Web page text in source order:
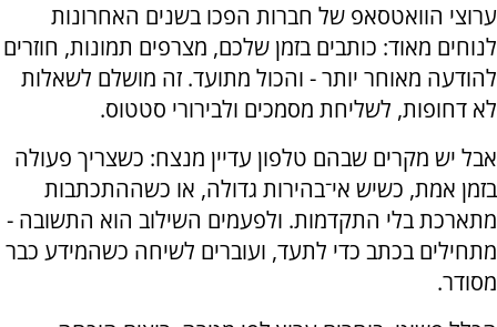
ערוצי הוואטסאפ של חברות הפכו בשנים האחרונות
לנוחים מאוד: כותבים בזמן שלכם, מצרפים תמונות, חוזרים
להודעה מאוחר יותר - והכול מתועד. זה מושלם לשאלות
לא דחופות, לשליחת מסמכים ולבירורי סטטוס.
אבל יש מקרים שבהם טלפון עדיין מנצח: כשצריך פעולה
בזמן אמת, כשיש אי־בהירות גדולה, או כשההתכתבות
מתארכת בלי התקדמות. ולפעמים השילוב הוא התשובה -
מתחילים בכתב כדי לתעד, ועוברים לשיחה כשהמידע כבר
מסודר.